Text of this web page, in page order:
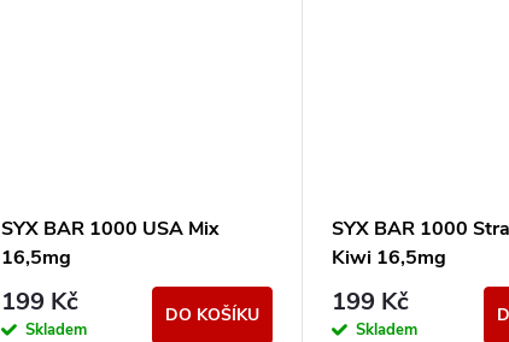
SYX BAR 1000 USA Mix
16,5mg
199 Kč
Skladem
DO KOŠÍKU
SYX BAR 1000
Kiwi 16,5mg
199 Kč
Skladem